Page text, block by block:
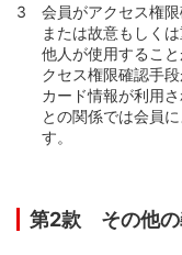
会員がアクセス権
または故意もしく
他人が使用するこ
クセス権限確認手
カード情報が利用
との関係では会員
す。
第2款 その他の